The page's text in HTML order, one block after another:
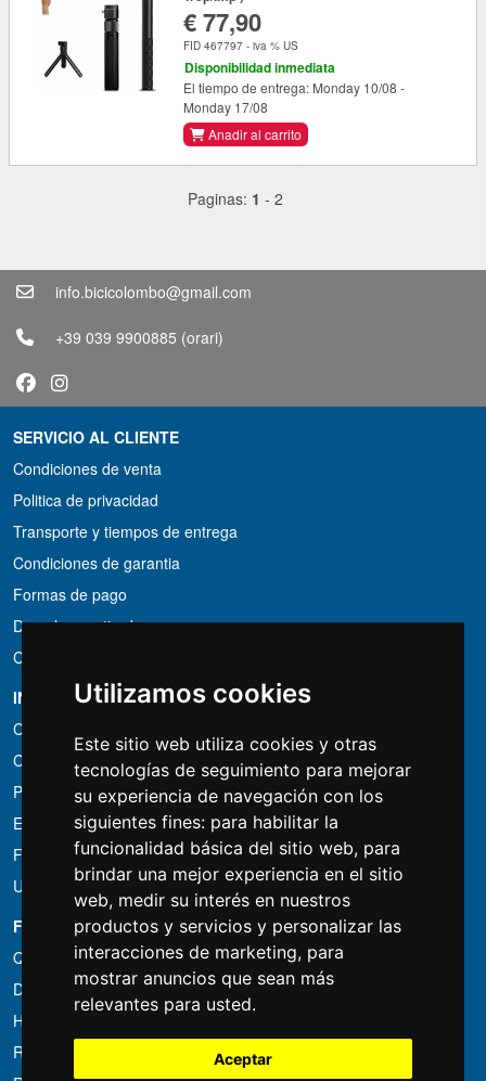
Utilizamos cookies
Este sitio web utiliza cookies y otras
tecnologías de seguimiento para mejorar
su experiencia de navegación con los
siguientes fines: para habilitar la
funcionalidad básica del sitio web, para
brindar una mejor experiencia en el sitio
web, medir su interés en nuestros
productos y servicios y personalizar las
interacciones de marketing, para
mostrar anuncios que sean más
relevantes para usted.
Aceptar
€ 77,90
FID 467797 - iva % US
Disponibilidad inmediata
El tiempo de entrega: Monday 10/08 -
Monday 17/08
Anadir al carrito
Paginas: 1 - 2
info.bicicolombo@gmail.com
+39 039 9900885 (orari)
SERVICIO AL CLIENTE
Condiciones de venta
Politica de privacidad
Transporte y tiempos de entrega
Condiciones de garantia
Formas de pago
Derecho a retirada
Condiciones de IVA
INFORMACIÓN
Condiciones de alquiler
Cotizaciones
Paquetes de ahorro
Encontrado por menos?
Financiacion
Uso
FOTOCOLOMBO.IT
Quienes somos
Donde estamos
Horario de la tienda
Resenas sobre Trovaprezzi